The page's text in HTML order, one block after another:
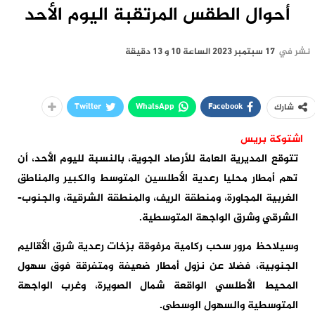
أحوال الطقس المرتقبة اليوم الأحد
نشر في 17 سبتمبر 2023 الساعة 10 و 13 دقيقة
شارك Facebook
WhatsApp
Twitter
اشتوكة بريس
تتوقع المديرية العامة للأرصاد الجوية، بالنسبة لليوم الأحد، أن
تهم أمطار محليا رعدية الأطلسين المتوسط والكبير والمناطق
الغربية المجاورة، ومنطقة الريف، والمنطقة الشرقية، والجنوب-
الشرقي وشرق الواجهة المتوسطية.
وسيلاحظ مرور سحب ركامية مرفوقة بزخات رعدية شرق الأقاليم
الجنوبية، فضلا عن نزول أمطار ضعيفة ومتفرقة فوق سهول
المحيط الأطلسي الواقعة شمال الصويرة، وغرب الواجهة
المتوسطية والسهول الوسطى.